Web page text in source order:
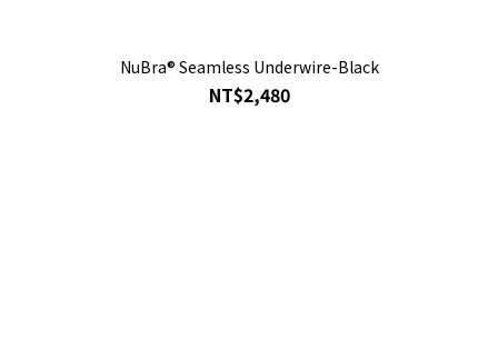
NuBra® Seamless Underwire-Black
NT$2,480